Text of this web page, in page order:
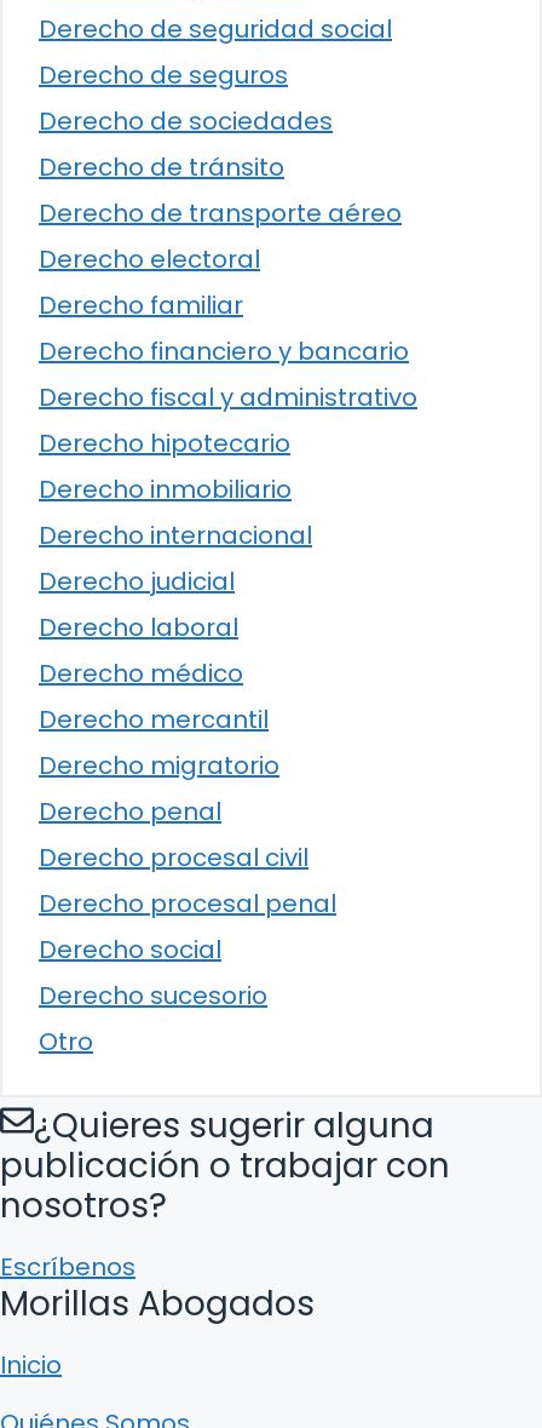
Derecho de seguridad social
Derecho de seguros
Derecho de sociedades
Derecho de tránsito
Derecho de transporte aéreo
Derecho electoral
Derecho familiar
Derecho financiero y bancario
Derecho fiscal y administrativo
Derecho hipotecario
Derecho inmobiliario
Derecho internacional
Derecho judicial
Derecho laboral
Derecho médico
Derecho mercantil
Derecho migratorio
Derecho penal
Derecho procesal civil
Derecho procesal penal
Derecho social
Derecho sucesorio
Otro
¿Quieres sugerir alguna
publicación o trabajar con
nosotros?
Escríbenos
Morillas Abogados
Inicio